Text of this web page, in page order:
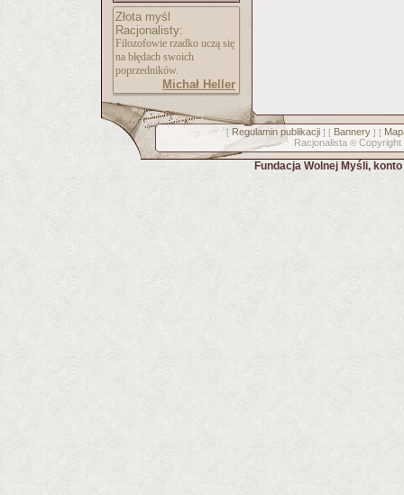
Złota myśl
Racjonalisty:
Filozofowie rzadko uczą się
na błędach swoich
poprzedników.
Michał Heller
[ Regulamin publikacji] [ Bannery] [
Racjonalista © Copyright
Fundacja Wolnej Myśli,